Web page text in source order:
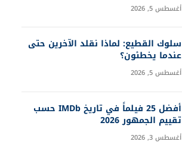
أغسطس 5, 2026
سلوك القطيع: لماذا نقلد الآخرين حتى
عندما يخطئون؟
أغسطس 5, 2026
أفضل 25 فيلماً في تاريخ IMDb حسب
تقييم الجمهور 2026
أغسطس 3, 2026